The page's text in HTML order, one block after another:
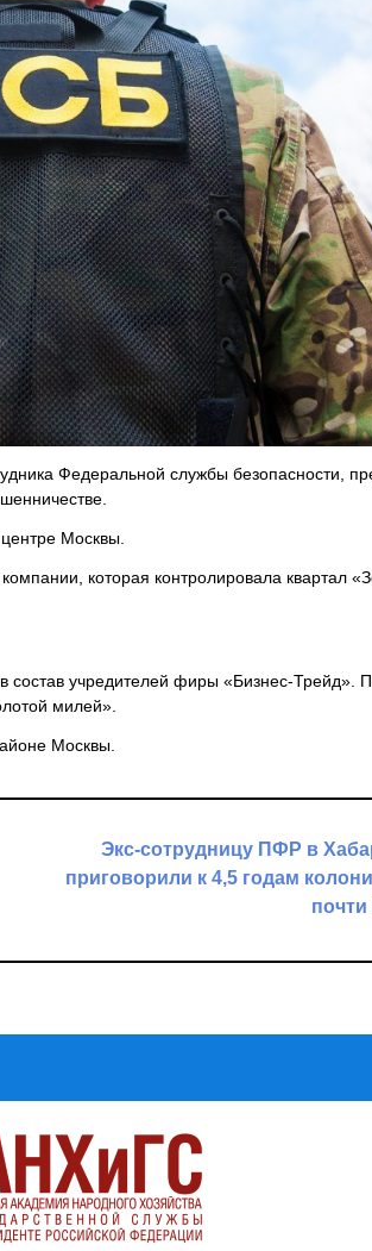
Федеральной службы безопасности,
Москвы.
которая контролировала квартал
учредителей фиры «Бизнес-Трейд».
милей».
Москвы.
Экс-сотрудницу ПФР в
приговорили к 4,5 годам